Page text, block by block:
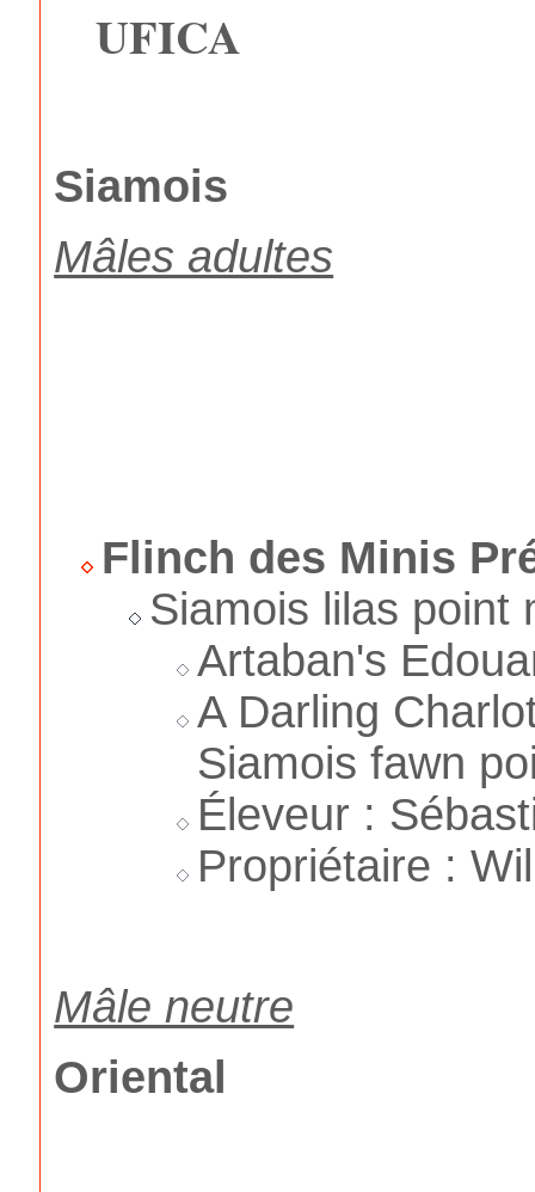
UFICA
Siamois
Mâles adultes
Flinch des Minis
Siamois lilas point
Artaban's
A Darling
Siamois fawn
É leveur :
Propriétaire :
Mâle neutre
Oriental